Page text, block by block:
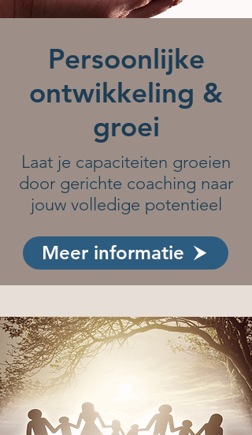
Persoonlijke
ontwikkeling &
groei
Laat je capaciteiten groeien
door gerichte coaching naar
jouw volledige potentieel
Meer informatie